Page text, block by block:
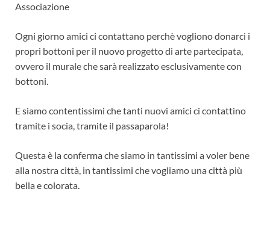
Associazione
Ogni giorno amici ci contattano perchè vogliono donarci i
propri bottoni per il nuovo progetto di arte partecipata,
ovvero il murale che sarà realizzato esclusivamente con
bottoni.
E siamo contentissimi che tanti nuovi amici ci contattino
tramite i socia, tramite il passaparola!
Questa è la conferma che siamo in tantissimi a voler bene
alla nostra città, in tantissimi che vogliamo una città più
bella e colorata.